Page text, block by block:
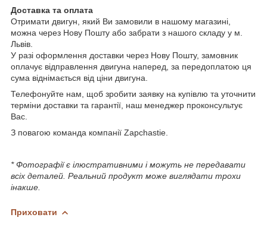
Доставка та оплата
Отримати двигун, який Ви замовили в нашому магазині,
можна через Нову Пошту або забрати з нашого складу у м.
Львів.
У разі оформлення доставки через Нову Пошту, замовник
оплачує відправлення двигуна наперед, за передоплатою ця
сума віднімається від ціни двигуна.
Телефонуйте нам, щоб зробити заявку на купівлю та уточнити
терміни доставки та гарантії, наш менеджер проконсультує
Вас.
З повагою команда компанії Zapchastie.
* Фотографії є ілюстративними і можуть не передавати
всіх деталей. Реальний продукт може виглядати трохи
інакше.
Приховати